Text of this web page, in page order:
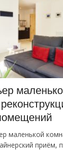
маленькой
приём,